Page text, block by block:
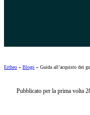
Ertheo » Blogs » Guida all’acquisto dei
Pubblicato per la prima volta